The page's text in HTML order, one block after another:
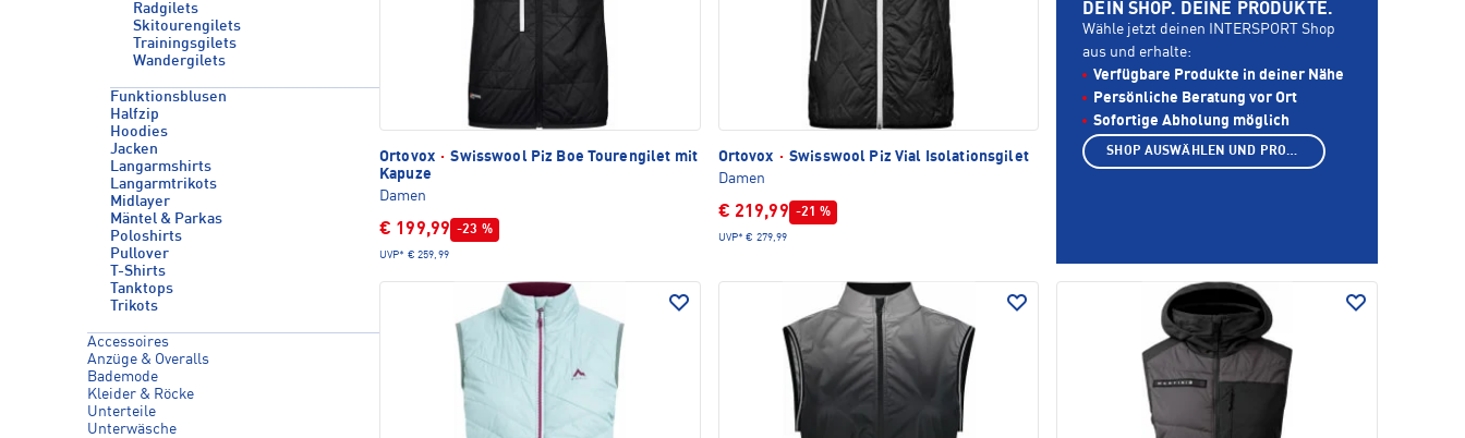
Radgilets
Skitourengilets
Trainingsgilets
Wandergilets
Funktionsblusen
Halfzip
Hoodies
Jacken
Langarmshirts
Langarmtrikots
Midlayer
Mäntel & Parkas
Poloshirts
Pullover
T-Shirts
Tanktops
Trikots
Accessoires
Anzüge & Overalls
Bademode
Kleider & Röcke
Unterteile
Unterwäsche
Ortovox · Swisswool Piz Boe Tourengilet mit
Kapuze
Damen
€ 199,99 -23 %
UVP* € 259,99
Ortovox · Swisswool Piz Vial Isolationsgilet
Damen
€ 219,99 -21 %
UVP* € 279,99
DEIN SHOP. DEINE PRODUKTE.
Wähle jetzt deinen INTERSPORT Shop
aus und erhalte:
Verfügbare Produkte in deiner Nähe
Persönliche Beratung vor Ort
Sofortige Abholung möglich
SHOP AUSWÄHLEN UND PRODUKTE ANZEIGEN